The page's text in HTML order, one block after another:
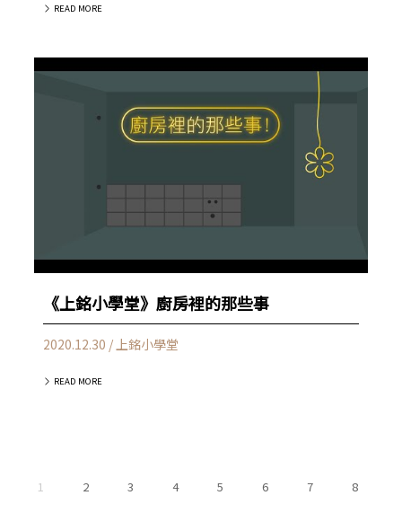
READ MORE
《上銘小學堂》廚房裡的那些事
2020.12.30 / 上銘小學堂
READ MORE
1 2 3 4 5 6 7 8